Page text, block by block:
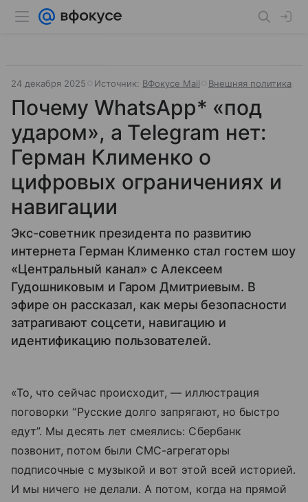
24 декабря 2025 Источник: ВФокусе Mail Внешняя политика
Почему WhatsApp* «под
ударом», а Telegram нет:
Герман Клименко о
цифровых ограничениях и
навигации
Экс-советник президента по развитию
интернета Герман Клименко стал гостем шоу
«Центральный канал» с Алексеем
Гудошниковым и Гаром Дмитриевым. В
эфире он рассказал, как меры безопасности
затрагивают соцсети, навигацию и
идентификацию пользователей.
«То, что сейчас происходит, — иллюстрация
поговорки “Русские долго запрягают, но быстро
едут”. Мы десять лет смеялись: Сбербанк
позвонит, потом были СМС-агрегаторы
подписочные с музыкой и вот этой всей историей.
И мы ничего не делали. А потом, когда на прямой